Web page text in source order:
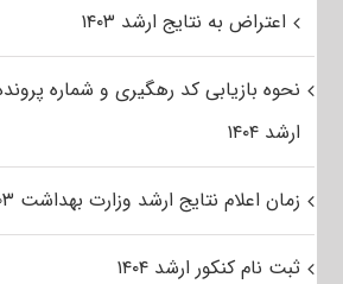
اعتراض به نتایج ارشد ۱۴۰۳
نحوه بازیابی کد رهگیری و شماره
ارشد ۱۴۰۴
زمان اعلام نتایج ارشد وزارت بهداشت ۱۴۰۳
ثبت نام کنکور ارشد ۱۴۰۴